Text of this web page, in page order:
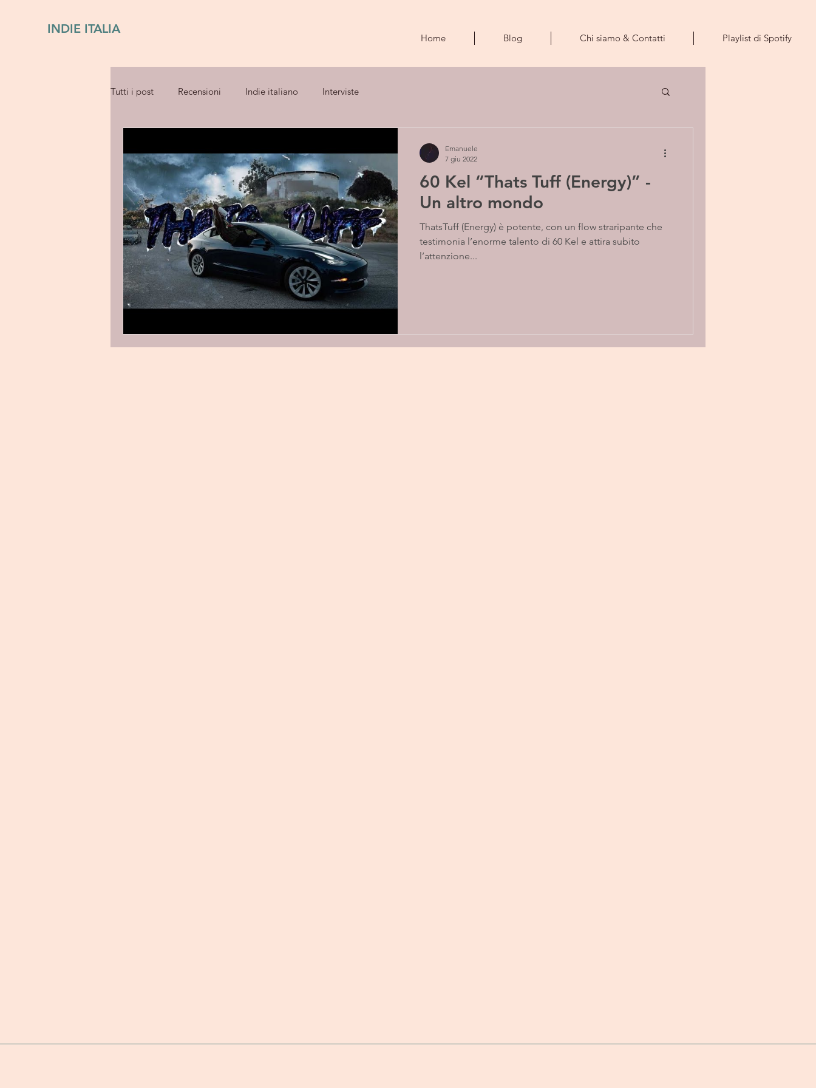
INDIE ITALIA
Home Blog Chi siamo & Contatti Playlist di Spotify
Tutti i post Recensioni Indie italiano Interviste
60 Kel “Thats Tuff (Energy)” -
Un altro mondo
ThatsTuff (Energy) è potente, con un flow straripante che
testimonia l’enorme talento di 60 Kel e attira subito
l’attenzione...
Emanuele
7 giu 2022